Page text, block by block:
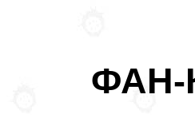
ФАН-